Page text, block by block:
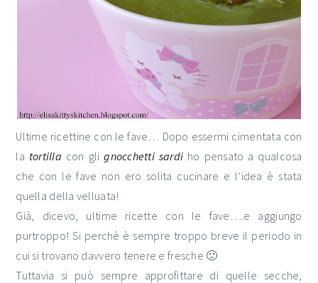
Ultime ricettine con le fave… Dopo essermi cimentata con
la tortilla con glignocchetti sardi ho pensato a qualcosa
che con le fave non ero solita cucinare e l’idea è stata
quella della velluata!
Già, dicevo, ultime ricette con le fave….e aggiungo
purtroppo! Si perchè è sempre troppo breve il periodo in
cui si trovano davvero tenere e fresche 🙁
Tuttavia si può sempre approfittare di quelle secche,